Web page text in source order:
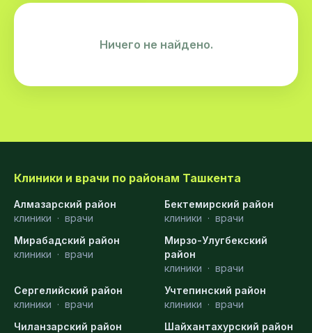
Ничего не найдено.
Клиники и врачи по районам Ташкента
Алмазарский район
клиники · врачи
Бектемирский район
клиники · врачи
Мирабадский район
клиники · врачи
Мирзо-Улугбекский
район
клиники · врачи
Сергелийский район
клиники · врачи
Учтепинский район
клиники · врачи
Чиланзарский район
Шайхантахурский район